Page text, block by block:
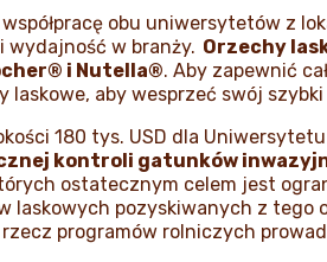
obu uniwersytetów z
wydajność w branży. Orzechy
i Nutella®. Aby zapewnić
laskowe, aby wesprzeć swój
180 tys. USD dla
kontroli gatunków
ostatecznym celem jest
laskowych pozyskiwanych z
rzecz programów rolniczych